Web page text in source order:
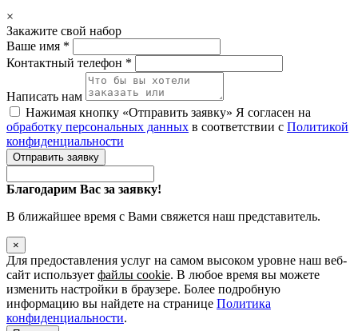
×
Закажите свой набор
Ваше имя *
Контактный телефон *
Написать нам
Нажимая кнопку «Отправить заявку» Я согласен на
обработку персональных данных в соответствии с Политикой
конфиденциальности
Отправить заявку
Благодарим Вас за заявку!
В ближайшее время с Вами свяжется наш представитель.
×
Для предоставления услуг на самом высоком уровне наш веб-
сайт использует файлы cookie. В любое время вы можете
изменить настройки в браузере. Более подробную
информацию вы найдете на странице Политика
конфиденциальности.